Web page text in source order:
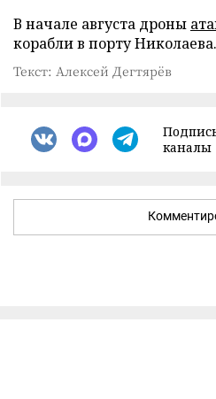
В начале августа дроны
корабли в порту Николаева.
Текст: Алексей Дегтярёв
каналы